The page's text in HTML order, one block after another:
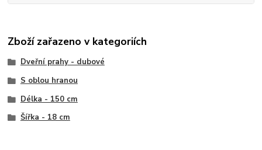
Zboží zařazeno v kategoriích
Dveřní prahy - dubové
S oblou hranou
Délka - 150 cm
Šířka - 18 cm